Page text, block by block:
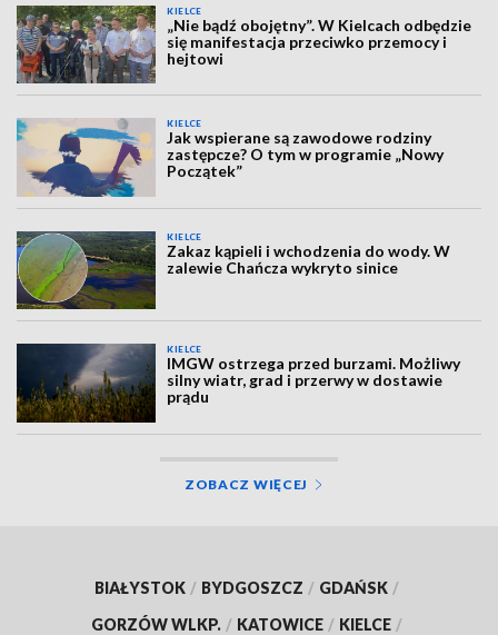
KIELCE
„Nie bądź obojętny”. W Kielcach odbędzie
się manifestacja przeciwko przemocy i
hejtowi
KIELCE
Jak wspierane są zawodowe rodziny
zastępcze? O tym w programie „Nowy
Początek”
KIELCE
Zakaz kąpieli i wchodzenia do wody. W
zalewie Chańcza wykryto sinice
KIELCE
IMGW ostrzega przed burzami. Możliwy
silny wiatr, grad i przerwy w dostawie
prądu
ZOBACZ WIĘCEJ
BIAŁYSTOK / BYDGOSZCZ / GDAŃSK /
GORZÓW WLKP. / KATOWICE / KIELCE /